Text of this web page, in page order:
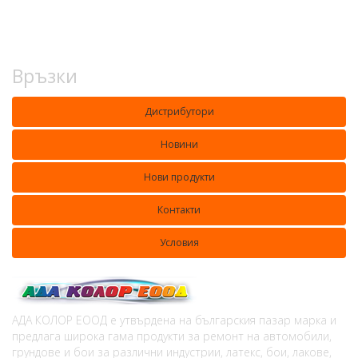
Връзки
Дистрибутори
Новини
Нови продукти
Контакти
Условия
АДА КОЛОР ЕООД е утвърдена на българския пазар марка и
предлага широка гама продукти за ремонт на автомобили,
грундове и бои за различни индустрии, латекс, бои, лакове,